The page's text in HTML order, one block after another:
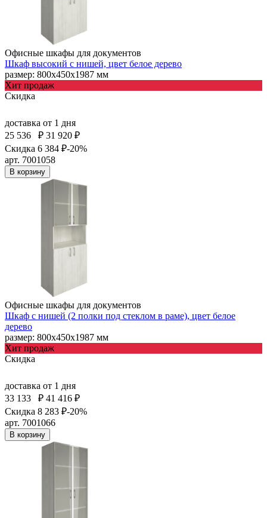
Офисные шкафы для документов
Шкаф высокий с нишей, цвет белое дерево
размер: 800х450х1987 мм
Хит продаж
Скидка
доставка от 1 дня
25 536
₽ 31 920 ₽
Скидка 6 384 ₽-20%
арт. 7001058
В корзину
Офисные шкафы для документов
Шкаф с нишей (2 полки под стеклом в раме), цвет белое
дерево
размер: 800х450х1987 мм
Хит продаж
Скидка
доставка от 1 дня
33 133
₽ 41 416 ₽
Скидка 8 283 ₽-20%
арт. 7001066
В корзину